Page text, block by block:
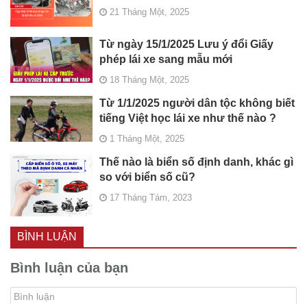
21 Tháng Một, 2025
Từ ngày 15/1/2025 Lưu ý đổi Giấy
phép lái xe sang mẫu mới
18 Tháng Một, 2025
Từ 1/1/2025 người dân tộc không biết
tiếng Việt học lái xe như thế nào ?
1 Tháng Một, 2025
Thế nào là biển số định danh, khác gì
so với biển số cũ?
17 Tháng Tám, 2023
BÌNH LUẬN
Bình luận của bạn